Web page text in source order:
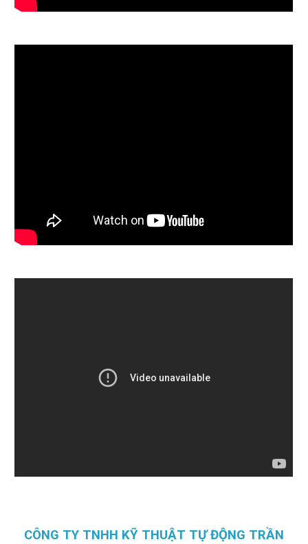
CÔNG TY TNHH KỸ THUẬT TỰ ĐỘNG TRẦN